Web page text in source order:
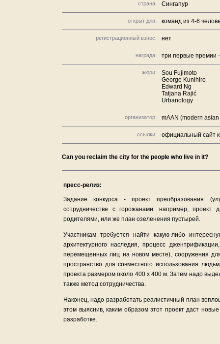
страна: Сингапур
открыт для: команд из 4-6
регистрационный взнос: нет
награда: три первые премии
жюри:
Sou Fujimoto
George Kunihiro
Edward Ng
Tatjana Rajić
Urbanology
организатор: mAAN (modern
ссылки: официальный сайт
Can you reclaim the city for the people who live in it?
пресс-релиз:
Задание конкурса - проект преобразования
сотрудничестве с горожанами: например,
родителями, или же план озеленения пустырей.
Участникам требуется найти какую-либо
архитектурного наследия, процесс
перемещенных лиц на новом месте), сооружения
пространство для совместного использования
проекта размером около 400 х 400 м. Затем надо
также метод сотрудничества.
Наконец, надо разработать реалистичный план
этом выяснив, каким образом этот проект даст
разработке.